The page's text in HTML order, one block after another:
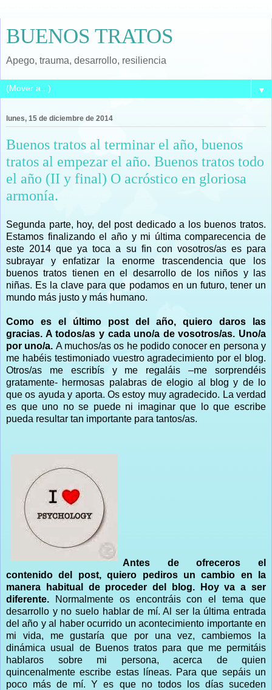
BUENOS TRATOS
Apego, trauma, desarrollo, resiliencia
▼
lunes, 15 de diciembre de 2014
Buenos tratos al terminar el año, buenos
tratos al empezar el año. Buenos tratos todo
el año (II y final) O acróstico en gloriosa
armonía.
Segunda parte, hoy, del post dedicado a los buenos tratos.
Estamos finalizando el año y mi última comparecencia de
este 2014 que ya toca a su fin con vosotros/as es para
subrayar y enfatizar la enorme trascendencia que los
buenos tratos tienen en el desarrollo de los niños y las
niñas. Es la clave para que podamos en un futuro, tener un
mundo más justo y más humano.
Como es el último post del año, quiero daros las
gracias. A todos/as y cada uno/a de vosotros/as. Uno/a
por uno/a. A muchos/as os he podido conocer en persona y
me habéis testimoniado vuestro agradecimiento por el blog.
Otros/as me escribís y me regaláis –me sorprendéis
gratamente- hermosas palabras de elogio al blog y de lo
que os ayuda y aporta. Os estoy muy agradecido. La verdad
es que uno no se puede ni imaginar que lo que escribe
pueda resultar tan importante para tantos/as.
Antes de ofreceros el
contenido del post, quiero pediros un cambio en la
manera habitual de proceder del blog. Hoy va a ser
diferente. Normalmente os encontráis con el tema que
desarrollo y no suelo hablar de mí. Al ser la última entrada
del año y al haber ocurrido un acontecimiento importante en
mi vida, me gustaría que por una vez, cambiemos la
dinámica usual de Buenos tratos para que me permitáis
hablaros sobre mi persona, acerca de quien
quincenalmente escribe estas líneas. Para que sepáis un
poco más de mí. Y es que no todos los días suceden